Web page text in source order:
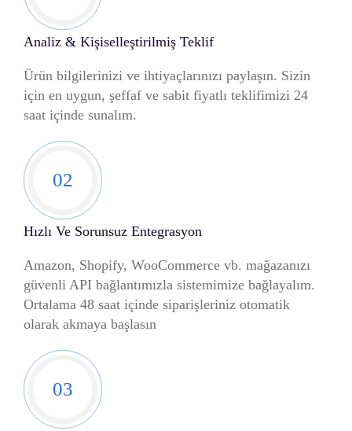
Analiz & Kişiselleştirilmiş Teklif
Ürün bilgilerinizi ve ihtiyaçlarınızı paylaşın. Sizin
için en uygun, şeffaf ve sabit fiyatlı teklifimizi 24
saat içinde sunalım.
Hızlı Ve Sorunsuz Entegrasyon
Amazon, Shopify, WooCommerce vb. mağazanızı
güvenli API bağlantımızla sistemimize bağlayalım.
Ortalama 48 saat içinde siparişleriniz otomatik
olarak akmaya başlasın
02
03